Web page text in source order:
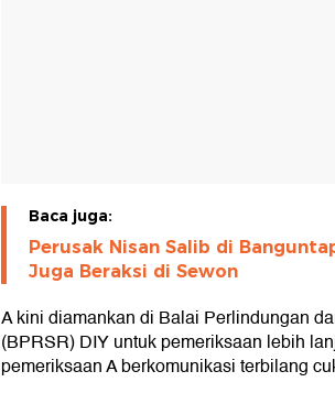
Baca juga:
Perusak Nisan Salib di
Juga Beraksi di Sewon
A kini diamankan di Balai Perlindungan
(BPRSR) DIY untuk pemeriksaan lebih
pemeriksaan A berkomunikasi terbilang